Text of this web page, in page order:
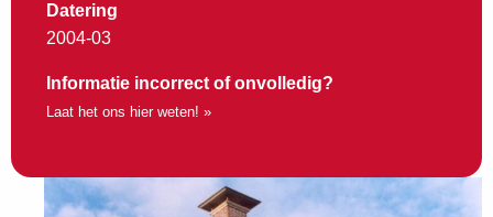
Datering
2004-03
Informatie incorrect of onvolledig?
Laat het ons hier weten! »